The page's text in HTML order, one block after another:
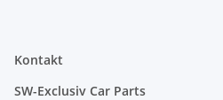
Kontakt
SW-Exclusiv Car Parts